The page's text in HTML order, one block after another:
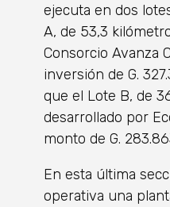
ejecuta en dos
A, de 53,3
Consorcio Avanza
inversión de G.
que el Lote B, de
desarrollado por
monto de G.
En esta última
operativa una